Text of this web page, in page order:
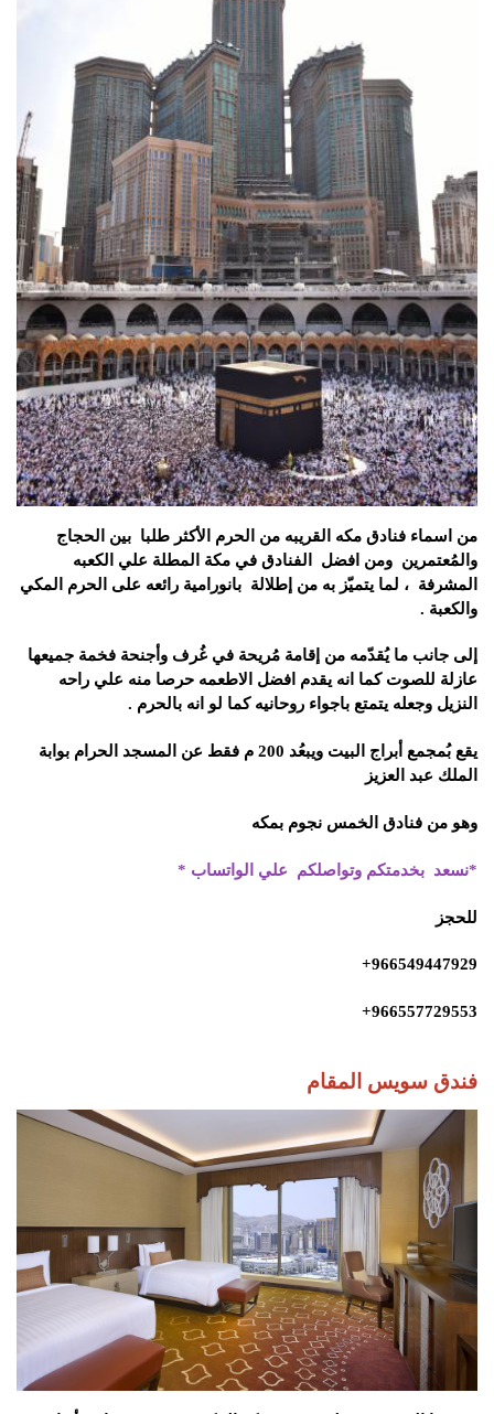
من اسماء فنادق مكه القريبه من الحرم الأكثر طلبا بين الحجاج
والمُعتمرين ومن افضل الفنادق في مكة المطلة علي الكعبه
المشرفة ، لما يتميّز به من إطلالة بانورامية رائعه على الحرم المكي
والكعبة .
إلى جانب ما يُقدّمه من إقامة مُريحة في غُرف وأجنحة فخمة جميعها
عازلة للصوت كما انه يقدم افضل الاطعمه حرصا منه علي راحه
النزيل وجعله يتمتع باجواء روحانيه كما لو انه بالحرم .
يقع بُمجمع أبراج البيت ويبعُد 200 م فقط عن المسجد الحرام بوابة
الملك عبد العزيز
وهو من فنادق الخمس نجوم بمكه
*نسعد بخدمتكم وتواصلكم علي الواتساب *
للحجز
966549447929+
966557729553+
فندق سويس المقام